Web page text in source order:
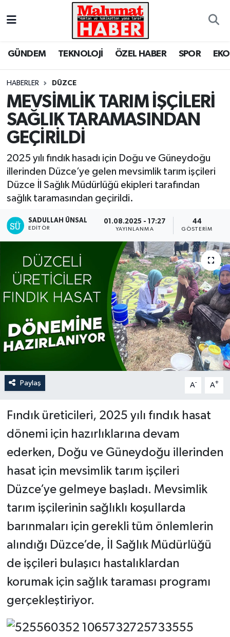
GÜNDEM TEKNOLOJİ ÖZEL HABER SPOR
HABERLER DÜZCE
MEVSİMLİK TARIM İŞÇİLERİ
SAĞLIK TARAMASINDAN
GEÇİRİLDİ
2025 yılı fındık hasadı için Doğu ve Güneydoğu
illerinden Düzce’ye gelen mevsimlik tarım işçileri
Düzce İl Sağlık Müdürlüğü ekipleri tarafından
sağlık taramasından geçirildi.
SADULLAH ÜNSAL
EDITÖR
01.08.2025 - 17:27
YAYINLANMA
44
GÖSTERIM
Paylaş A- A+
Fındık üreticileri, 2025 yılı fındık hasat
dönemi için hazırlıklarına devam
ederken, Doğu ve Güneydoğu illerinden
hasat için mevsimlik tarım işçileri
Düzce’ye gelmeye başladı. Mevsimlik
tarım işçilerinin sağlıklı koşullarda
barınmaları için gerekli tüm önlemlerin
alındığı Düzce’de, İl Sağlık Müdürlüğü
de işçileri bulaşıcı hastalıklardan
korumak için sağlık taraması programı
gerçekleştiriyor.
Nöbetçi Eczaneler
Trafik Durumu
Süper Lig Puan Durumu ve Fikstür
Tüm Manşetler
Son Dakika Haberleri
Haber Arşivi